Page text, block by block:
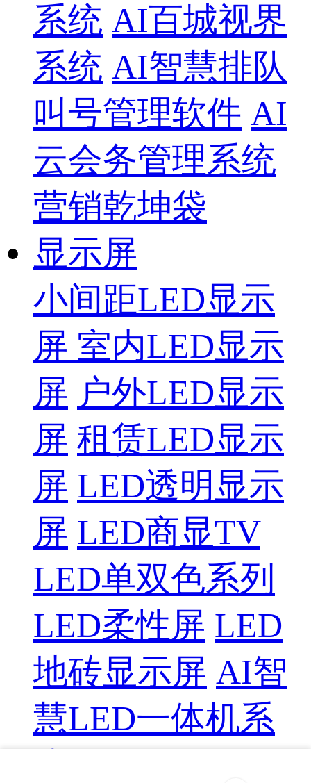
系统 AI百城视界
系统 AI智慧排队
叫号管理软件 AI
云会务管理系统
营销乾坤袋
显示屏
小间距LED显示
屏 室内LED显示
屏 户外LED显示
屏 租赁LED显示
屏 LED透明显示
屏 LED商显TV
LED单双色系列
LED柔性屏 LED
地砖显示屏 AI智
慧LED一体机系